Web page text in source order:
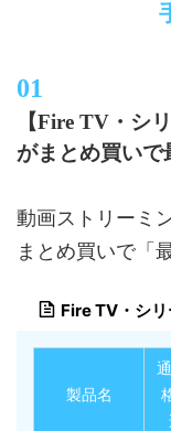
【Fire TV・シ
がまとめ買いで
動画ストリーミ
まとめ買いで「
Fire TV・シ
製品名